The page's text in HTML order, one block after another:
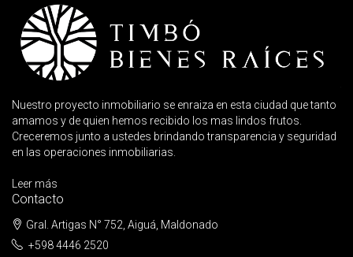
Nuestro proyecto inmobiliario se enraiza en esta ciudad que tanto
amamos y de quien hemos recibido los mas lindos frutos.
Creceremos junto a ustedes brindando transparencia y seguridad
en las operaciones inmobiliarias.
Leer más
Contacto
Gral. Artigas N° 752, Aiguá, Maldonado
+598 4446 2520